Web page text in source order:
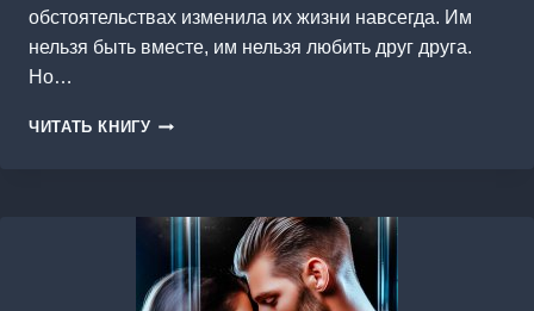
обстоятельствах изменила их жизни навсегда. Им
нельзя быть вместе, им нельзя любить друг друга.
Но…
ЧИТАТЬ КНИГУ МНЕ